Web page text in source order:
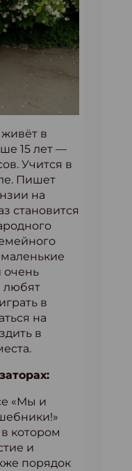
в
15 лет —
Учится в
Пишет
на
становится
очень
любят
в
на
в
«Мы и
котором
и
порядок